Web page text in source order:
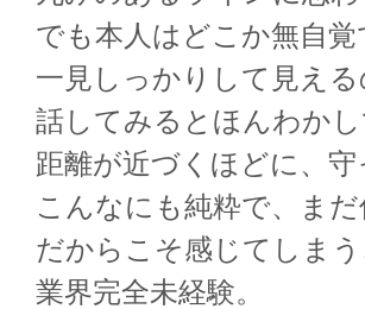
でも本人はどこか無自
一見しっかりして見える
話してみるとほんわか
距離が近づくほどに、
こんなにも純粋で、ま
だからこそ感じてしま
業界完全未経験。